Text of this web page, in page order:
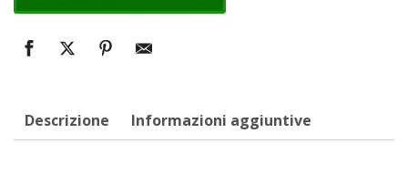
Descrizione Informazioni aggiuntive